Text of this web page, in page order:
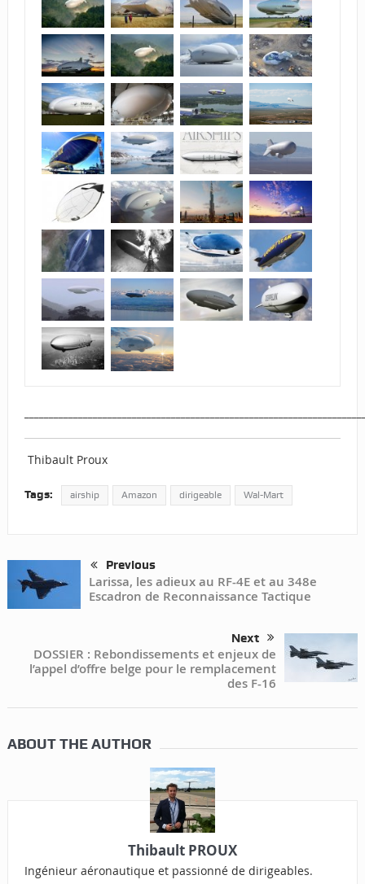
Thibault Proux
Tags: airship Amazon dirigeable Wal-Mart
Previous
Larissa, les adieux au RF-4E et au 348e
Escadron de Reconnaissance Tactique
Next
DOSSIER : Rebondissements et enjeux de
l’appel d’offre belge pour le remplacement
des F-16
ABOUT THE AUTHOR
Thibault PROUX
Ingénieur aéronautique et passionné de dirigeables.